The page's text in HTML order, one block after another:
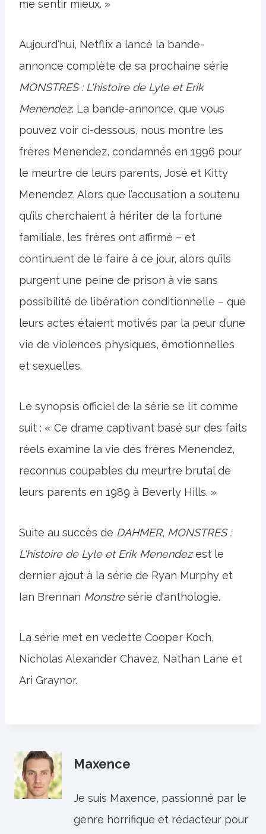
me sentir mieux. »
Aujourd'hui, Netflix a lancé la bande-
annonce complète de sa prochaine série
MONSTRES : L'histoire de Lyle et Erik
Menendez. La bande-annonce, que vous
pouvez voir ci-dessous, nous montre les
frères Menendez, condamnés en 1996 pour
le meurtre de leurs parents, José et Kitty
Menendez. Alors que l’accusation a soutenu
qu’ils cherchaient à hériter de la fortune
familiale, les frères ont affirmé – et
continuent de le faire à ce jour, alors qu’ils
purgent une peine de prison à vie sans
possibilité de libération conditionnelle – que
leurs actes étaient motivés par la peur d’une
vie de violences physiques, émotionnelles
et sexuelles.
Le synopsis officiel de la série se lit comme
suit : « Ce drame captivant basé sur des faits
réels examine la vie des frères Menendez,
reconnus coupables du meurtre brutal de
leurs parents en 1989 à Beverly Hills. »
Suite au succès de DAHMER, MONSTRES :
L'histoire de Lyle et Erik Menendezest le
dernier ajout à la série de Ryan Murphy et
Ian Brennan Monstresérie d'anthologie.
La série met en vedette Cooper Koch,
Nicholas Alexander Chavez, Nathan Lane et
Ari Graynor.
Maxence
Je suis Maxence, passionné par le
genre horrifique et rédacteur pour